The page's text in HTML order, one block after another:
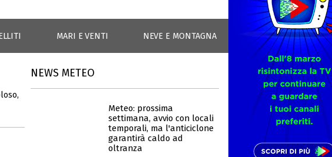
MARI E VENTI NEVE E MONTAGNA
NEWS METEO
Meteo: prossima
settimana, avvio con locali
temporali, ma l'anticiclone
garantirà caldo ad
oltranza